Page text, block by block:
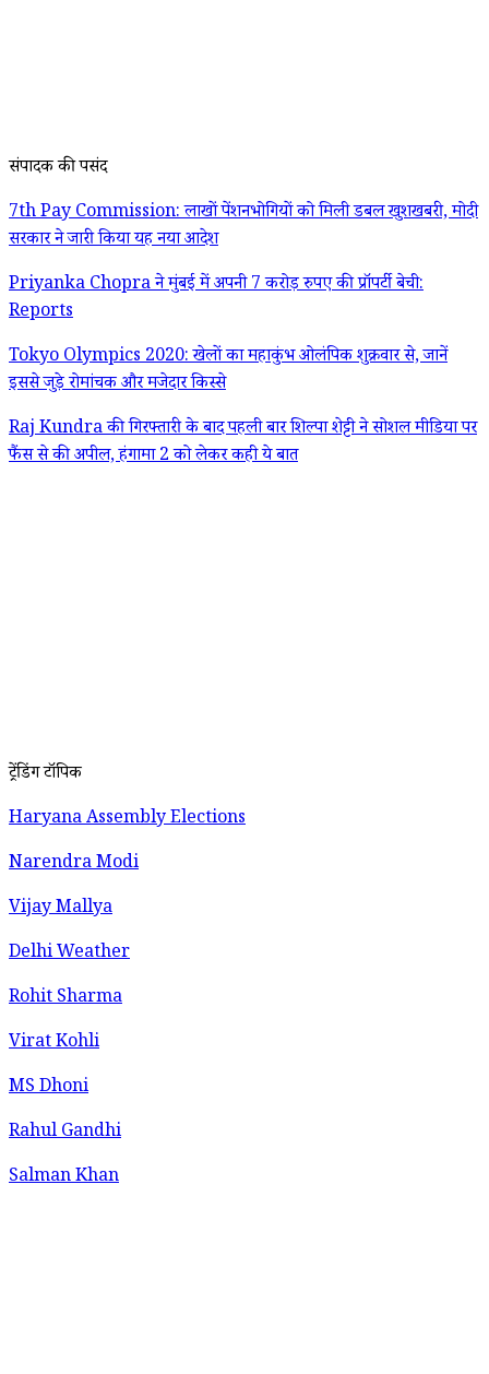
संपादक की पसंद
7th Pay Commission: लाखों पेंशनभोगियों को मिली डबल खुशखबरी, मोदी
सरकार ने जारी किया यह नया आदेश
Priyanka Chopra ने मुंबई में अपनी 7 करोड़ रुपए की प्रॉपर्टी बेची:
Reports
Tokyo Olympics 2020: खेलों का महाकुंभ ओलंपिक शुक्रवार से, जानें
इससे जुड़े रोमांचक और मजेदार किस्से
Raj Kundra की गिरफ्तारी के बाद पहली बार शिल्पा शेट्टी ने सोशल मीडिया पर
फैंस से की अपील, हंगामा 2 को लेकर कही ये बात
ट्रेंडिंग टॉपिक
Haryana Assembly Elections
Narendra Modi
Vijay Mallya
Delhi Weather
Rohit Sharma
Virat Kohli
MS Dhoni
Rahul Gandhi
Salman Khan